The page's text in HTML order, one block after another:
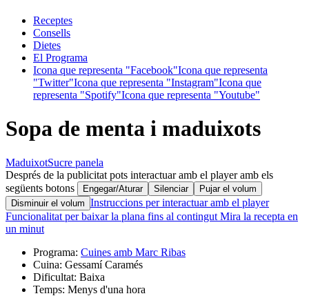
Receptes
Consells
Dietes
El Programa
Icona que representa "Facebook"Icona que representa
"Twitter"Icona que representa "Instagram"Icona que
representa "Spotify"Icona que representa "Youtube"
Sopa de menta i maduixots
MaduixotSucre panela
Després de la publicitat pots interactuar amb el player amb els
següents botons
Engegar/Aturar Silenciar
Pujar el volum
Disminuir el volum Instruccions per interactuar amb el player
Funcionalitat per baixar la plana fins al contingut Mira la recepta en
un minut
Programa: Cuines amb Marc Ribas
Cuina: Gessamí Caramés
Dificultat: Baixa
Temps: Menys d'una hora